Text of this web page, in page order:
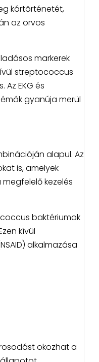
kórtörténetét,
az orvos
markerek
streptococcus
EKG és
gyanúja merül
alapul. Az
is, amelyek
kezelés
baktériumok
kívül
alkalmazása
okozhat a